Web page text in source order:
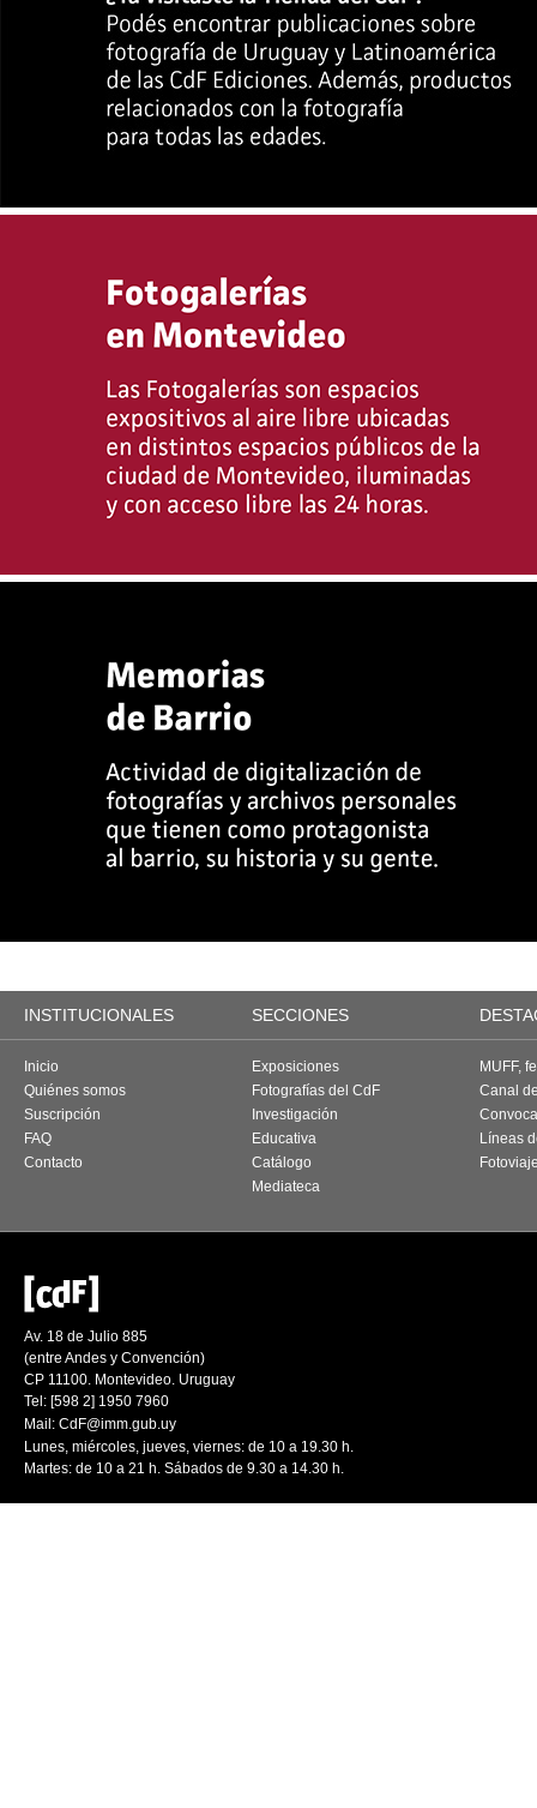
INSTITUCIONALES SECCIONES
Inicio
Quiénes somos
Suscripción
FAQ
Contacto
Exposiciones
Fotografías del CdF
Investigación
Educativa
Catálogo
Mediateca
MUFF,
Canal
Líneas
Av. 18 de Julio 885
(entre Andes y Convención)
CP 11100. Montevideo. Uruguay
Tel: [598 2] 1950 7960
Mail: CdF@imm.gub.uy
Lunes, miércoles, jueves, viernes: de 10 a 19.30 h.
Martes: de 10 a 21 h. Sábados de 9.30 a 14.30 h.